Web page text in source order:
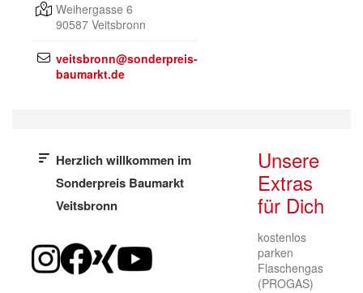
Weihergasse 6
90587 Veitsbronn
veitsbronn@sonderpreis-
baumarkt.de
Herzlich willkommen im
Sonderpreis Baumarkt
Veitsbronn
Unsere
Extras
für Dich
kostenlos
parken
Flaschengas
(PROGAS)